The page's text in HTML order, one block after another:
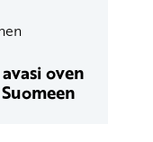
oven